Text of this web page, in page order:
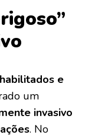
e
um
invasivo
. No